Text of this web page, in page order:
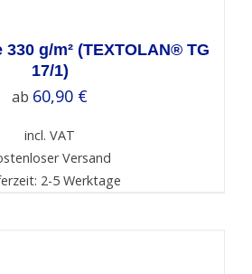
330 g/m² (TEXTOLAN® TG
17/1)
ab 60,90 €
incl. VAT
Versand
2-5 Werktage